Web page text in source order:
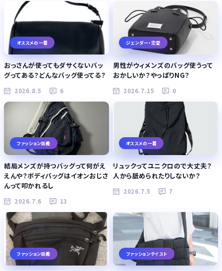
オススメの一着
おっさんが使ってもダサくないバッ
グってある？どんなバッグ使ってる？
2026.8.5 6
ジェンダー・恋愛
男性がウィメンズのバッグ使うって
おかしいか？やっぱりNG？
2026.7.15 0
ファッション談義
結局メンズが持つバッグって何がえ
えんや？ボディバッグはイオンおじさ
んって叩かれるし
2026.7.6 13
オススメの一着
リュックってユニクロので大丈夫？
人から舐められたりしないか？
2026.7.5 7
ファッション談義 ファッションテイスト